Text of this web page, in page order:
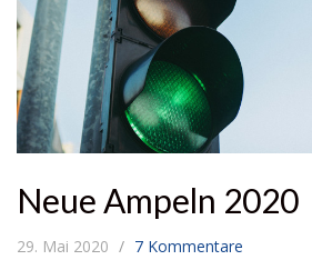
Neue Ampeln 2020
29. Mai 2020 7 Kommentare